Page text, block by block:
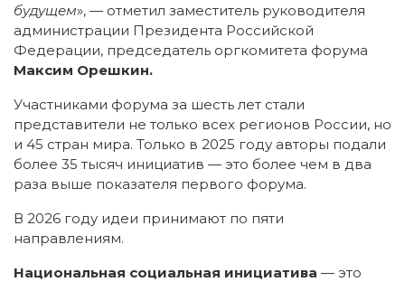
будущем», — отметил заместитель руководителя
администрации Президента Российской
Федерации, председатель оргкомитета форума
Максим Орешкин.
Участниками форума за шесть лет стали
представители не только всех регионов России, но
и 45 стран мира. Только в 2025 году авторы подали
более 35 тысяч инициатив — это более чем в два
раза выше показателя первого форума.
В 2026 году идеи принимают по пяти
направлениям.
Национальная социальная инициатива — это